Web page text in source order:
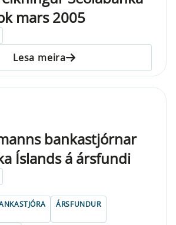
mars 2005
Lesa meira
bankastjórnar
Íslands á ársfundi
ÁRSFUNDUR